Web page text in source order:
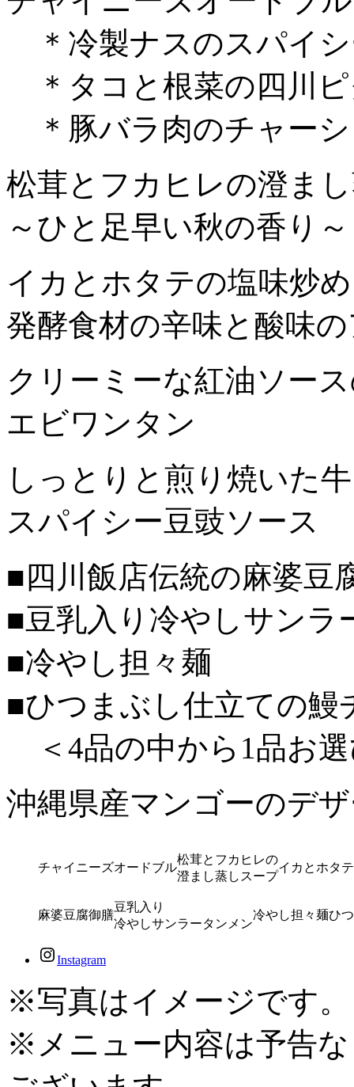
＊冷製ナスのスパイ
＊タコと根菜の四川
＊豚バラ肉のチャー
松茸とフカヒレの澄ま
～ひと足早い秋の香り～
イカとホタテの塩味炒め
発酵食材の辛味と酸味
クリーミーな紅油ソー
エビワンタン
しっとりと煎り焼いた
スパイシー豆豉ソース
■四川飯店伝統の麻婆豆
■豆乳入り冷やしサンラ
■冷やし担々麺
■ひつまぶし仕立ての鰻
＜4品の中から1品お
沖縄県産マンゴーのデ
チャイニーズオードブル
松茸とフカヒレの
澄まし蒸しスープ
イカとホタ
麻婆豆腐御膳
豆乳入り
冷やしサンラータンメン
冷やし担々麺ひ
Instagram
※写真はイメージです。
※メニュー内容は予告